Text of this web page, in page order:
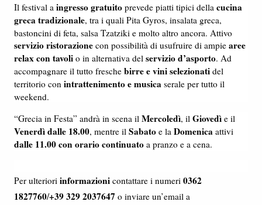
Il festival a ingresso gratuito prevede piatti tipici della cucina
greca tradizionale, tra i quali Pita Gyros, insalata greca,
bastoncini di feta, salsa Tzatziki e molto altro ancora. Attivo
servizio ristorazione con possibilità di usufruire di ampie aree
relax con tavoli o in alternativa del servizio d’asporto. Ad
accompagnare il tutto fresche birre e vini selezionati del
territorio con intrattenimento e musica serale per tutto il
weekend.
“Grecia in Festa” andrà in scena il Mercoledì, il Giovedì e il
Venerdì dalle 18.00, mentre il Sabato e la Domenica attivi
dalle 11.00 con orario continuato a pranzo e a cena.
Per ulteriori informazioni contattare i numeri 0362
1827760/+39 329 2037647 o inviare un’email a